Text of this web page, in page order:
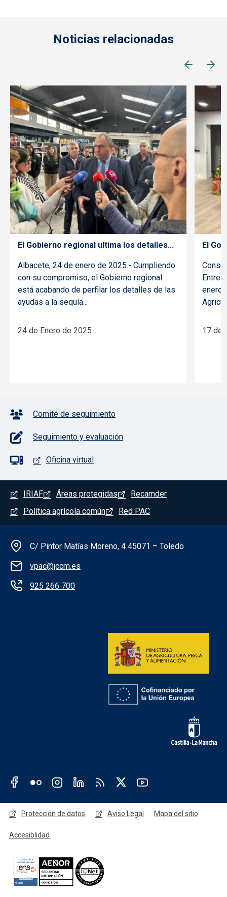
Noticias relacionadas
El Gobierno regional ultima los detalles...
Albacete, 24 de enero de 2025.- Cumpliendo
con su compromiso, el Gobierno regional
está acabando de perfilar los detalles de las
ayudas a la sequía...
24 de Enero de 2025
El
Entre
enero
17 de
Pie de página con iconos
Comité de seguimiento
Seguimiento y evaluación
Oficina virtual
Menú del pie
IRIAF Áreas protegidas
Recamder
Política agrícola común
Red PAC
Información de la institución
C/ Pintor Matías Moreno, 4 45071 – Toledo
vpac@jccm.es
925 266 700
Redes sociales JCCM
Menú legal
Protección de datos Aviso Legal Mapa del sitio
Accesiblidad